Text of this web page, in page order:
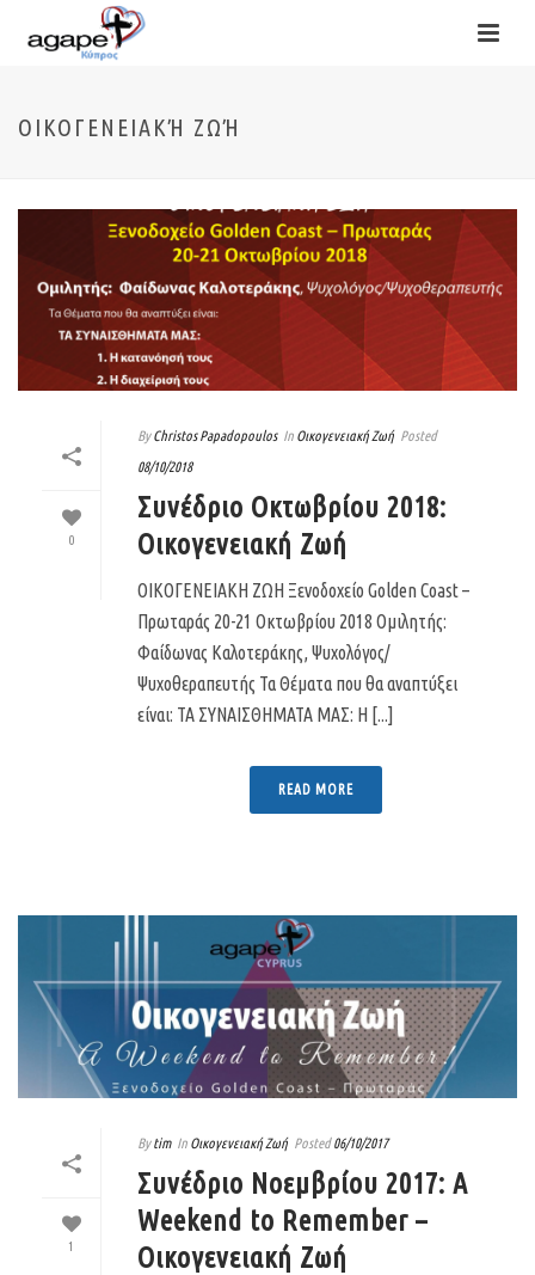
ΟΙΚΟΓΕΝΕΙΑΚΉ ΖΩΉ
0
By Christos Papadopoulos In Οικογενειακή Ζωή Posted
08/10/2018
Συνέδριο Οκτωβρίου 2018:
Οικογενειακή Ζωή
ΟΙΚΟΓΕΝΕΙΑΚΗ ΖΩΗ Ξενοδοχείο Golden Coast –
Πρωταράς 20-21 Οκτωβρίου 2018 Ομιλητής:
Φαίδωνας Καλοτεράκης, Ψυχολόγος/
Ψυχοθεραπευτής Τα Θέματα που θα αναπτύξει
είναι: ΤΑ ΣΥΝΑΙΣΘΗΜΑΤΑ ΜΑΣ: Η [...]
READ MORE
1
By tim In Οικογενειακή Ζωή Posted 06/10/2017
Συνέδριο Νοεμβρίου 2017: A
Weekend to Remember –
Οικογενειακή Ζωή